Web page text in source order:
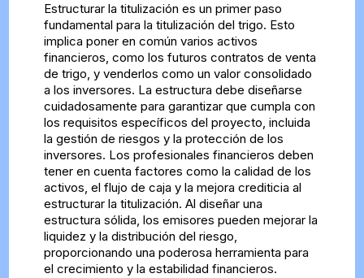
Estructurar la titulización es un primer paso
fundamental para la titulización del trigo. Esto
implica poner en común varios activos
financieros, como los futuros contratos de venta
de trigo, y venderlos como un valor consolidado
a los inversores. La estructura debe diseñarse
cuidadosamente para garantizar que cumpla con
los requisitos específicos del proyecto, incluida
la gestión de riesgos y la protección de los
inversores. Los profesionales financieros deben
tener en cuenta factores como la calidad de los
activos, el flujo de caja y la mejora crediticia al
estructurar la titulización. Al diseñar una
estructura sólida, los emisores pueden mejorar la
liquidez y la distribución del riesgo,
proporcionando una poderosa herramienta para
el crecimiento y la estabilidad financieros.